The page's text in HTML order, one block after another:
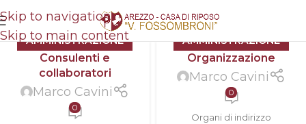
Skip to navigation
Skip to main content
AMMINISTRAZIONE
TRASPARENTE
Consulenti e
collaboratori
Marco Cavini
0
AMMINISTRAZIONE
TRASPARENTE
Organizzazione
Marco Cavini
0
Organi di indirizzo